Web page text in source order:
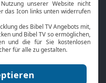
Service
Kontakt
TV-Empfang